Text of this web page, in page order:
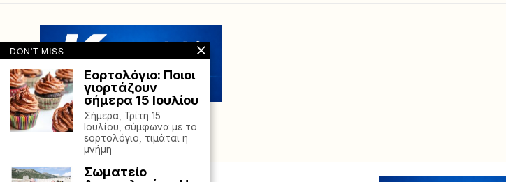
DON'T MISS
Εορτολόγιο: Ποιοι
γιορτάζουν
σήμερα 15 Ιουλίου
Σήμερα, Τρίτη 15
Ιουλίου, σύμφωνα με το
εορτολόγιο, τιμάται η
μνήμη
Σωματείο